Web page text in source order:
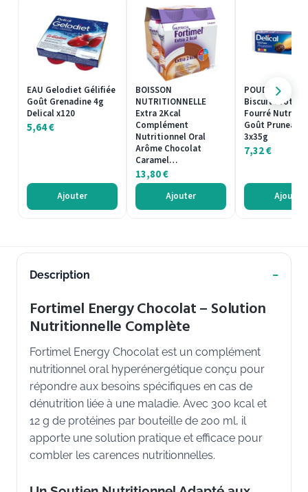
EAU Gelodiet Gélifiée
Goût Grenadine 4g
Delical x120
5,64€
Ajouter
BOISSON
NUTRITIONNELLE
Extra 2Kcal
Complément
Nutritionnel Oral
Arôme Chocolat
Caramel…
13,80€
Ajouter
POUDRE
Biscuit
Fourré
Goût Pruneau
3x35g
7,32€
Ajouter
Description
Fortimel Energy Chocolat – Solution
Nutritionnelle Complète
Fortimel Energy Chocolat est un complément
nutritionnel oral hyperénergétique conçu pour
répondre aux besoins spécifiques en cas de
dénutrition liée à une maladie. Avec 300 kcal et
12 g de protéines par bouteille de 200 ml, il
apporte une solution pratique et efficace pour
combler les carences nutritionnelles.